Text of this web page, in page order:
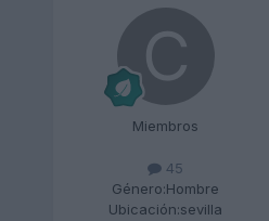
Miembros
45
Género:Hombre
Ubicación:sevilla